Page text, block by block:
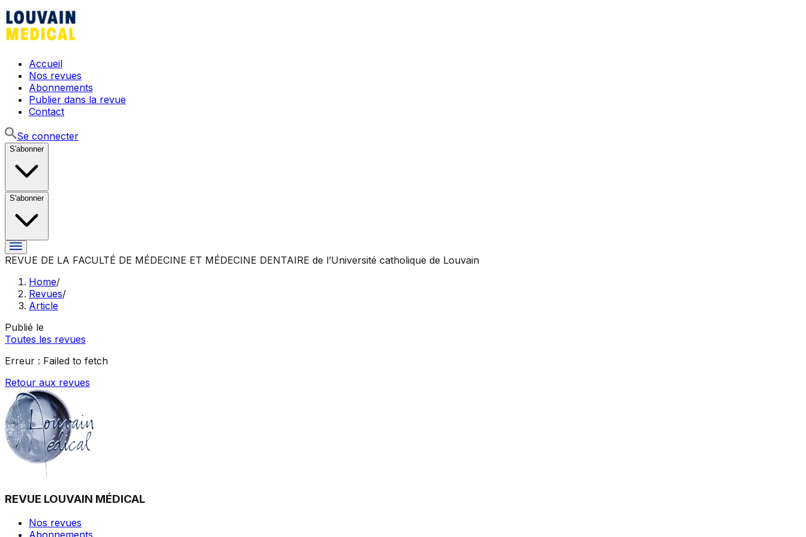
Accueil
Nos revues
Abonnements
Publier dans la revue
Contact
Se connecter
S'abonner
S'abonner
REVUE DE LA FACULTÉ DE MÉDECINE ET MÉDECINE DENTAIRE de l’Université catholique de Louvain
Home/
Revues/
Article
Publié le
Toutes les revues
Erreur : Failed to fetch
Retour aux revues
REVUE LOUVAIN MÉDICAL
Nos revues